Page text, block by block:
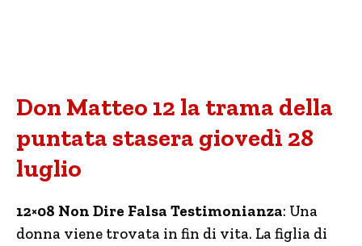
Don Matteo 12 la trama della
puntata stasera giovedì 28
luglio
12×08 Non Dire Falsa Testimonianza: Una
donna viene trovata in fin di vita. La figlia di